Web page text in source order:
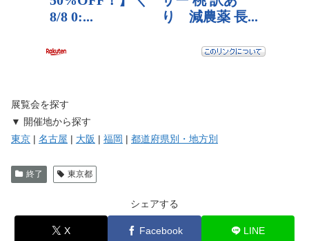
展覧会を探す
▼ 開催地から探す
東京 | 名古屋 | 大阪 | 福岡 | 都道府県別・地方別
終了 東京都
シェアする
X Facebook LINE